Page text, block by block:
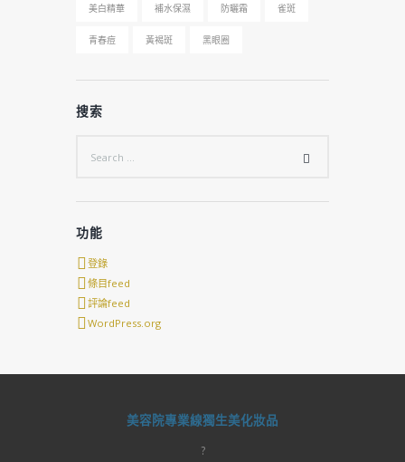
美白精華 補水保濕 防曬霜 雀斑
青春痘 黃褐斑 黑眼圈
搜索
功能
登錄
條目feed
評論feed
WordPress.org
美容院專業線獨生美化妝品
?